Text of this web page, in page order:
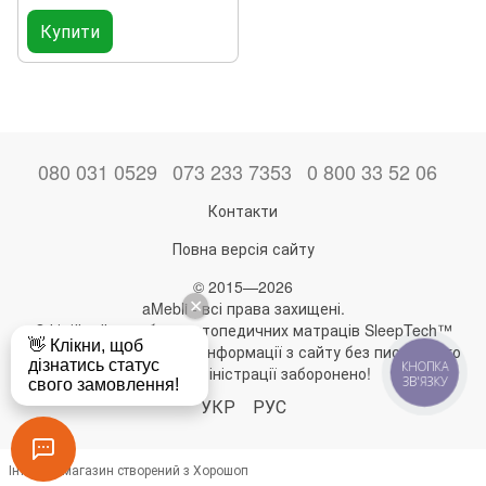
Купити
080 031 0529 073 233 7353 0 800 33 52 06
Контакти
Повна версія сайту
© 2015—2026
aMebli - всі права захищені.
Офіційний виробник ортопедичних матраців SleepTech™
Будь-яке використання інформації з сайту без письмового
дозволу адміністрації заборонено!
УКР РУС
Інтернет-магазин створений з Хорошоп
КНОПКА
ЗВ'ЯЗКУ